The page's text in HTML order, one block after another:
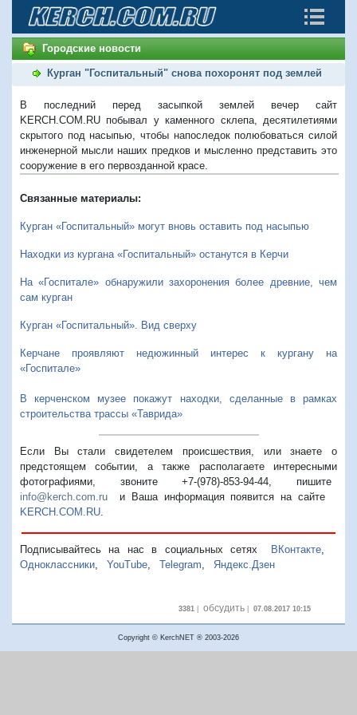
Городские новости
Курган "Госпитальный" снова похоронят под землей
В последний перед засыпкой землей вечер сайт
KERCH.COM.RU побывал у каменного склепа, десятилетиями
скрытого под насыпью, чтобы напоследок полюбоваться силой
инженерной мысли наших предков и мысленно представить это
сооружение в его первозданной красе.
Связанные материалы:
Курган «Госпитальный» могут вновь оставить под насыпью
Находки из кургана «Госпитальный» останутся в Керчи
На «Госпитале» обнаружили захоронения более древние, чем
сам курган
Курган «Госпитальный». Вид сверху
Керчане проявляют недюжинный интерес к кургану на
«Госпитале»
В керченском музее покажут находки, сделанные в рамках
строительства трассы «Таврида»
Если Вы стали свидетелем происшествия, или знаете о
предстоящем событии, а также располагаете интересными
фотографиями, звоните +7-(978)-853-94-44, пишите
info@kerch.com.ru и Ваша информация появится на сайте
KERCH.COM.RU
Подписывайтесь на нас в социальных сетях ВКонтакте,
Одноклассники
YouTube Telegram Яндекс.Дзен
3381 обсудить| 07.08.2017 10:15
Copyright © KerchNET ® 2003-2026